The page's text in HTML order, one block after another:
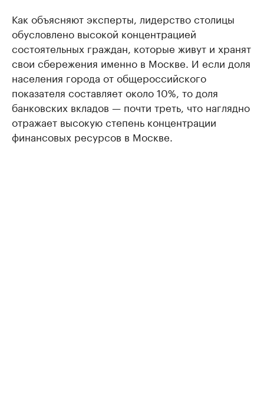
Как объясняют эксперты, лидерство столицы
обусловлено высокой концентрацией
состоятельных граждан, которые живут и хранят
свои сбережения именно в Москве. И если доля
населения города от общероссийского
показателя составляет около 10%, то доля
банковских вкладов — почти треть, что наглядно
отражает высокую степень концентрации
финансовых ресурсов в Москве.